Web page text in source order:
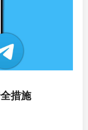
措施